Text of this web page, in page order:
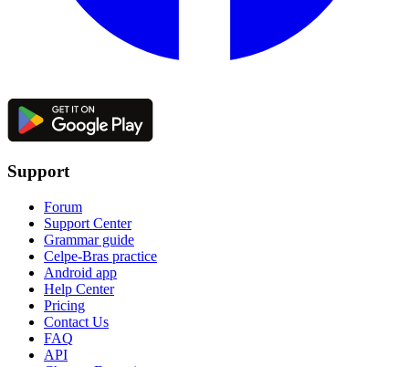
Support
Forum
Support Center
Grammar guide
Celpe-Bras practice
Android app
Help Center
Pricing
Contact Us
FAQ
API